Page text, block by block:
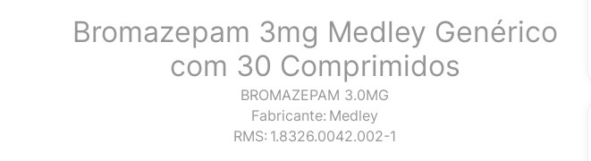
Bromazepam 3mg Medley Genérico
com 30 Comprimidos
BROMAZEPAM 3.0MG
Fabricante: Medley
RMS: 1.8326.0042.002-1